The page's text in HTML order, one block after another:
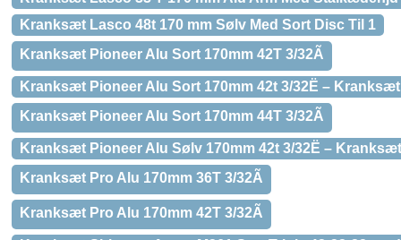
Kranksæt Lasco 48t 170 mm Sølv Med Sort Disc Til 1
Kranksæt Pioneer Alu Sort 170mm 42T 3/32Ã
Kranksæt Pioneer Alu Sort 170mm 42t 3/32Ë – Kranksæt
Kranksæt Pioneer Alu Sort 170mm 44T 3/32Ã
Kranksæt Pioneer Alu Sølv 170mm 42t 3/32Ë – Kranksæt
Kranksæt Pro Alu 170mm 36T 3/32Ã
Kranksæt Pro Alu 170mm 42T 3/32Ã